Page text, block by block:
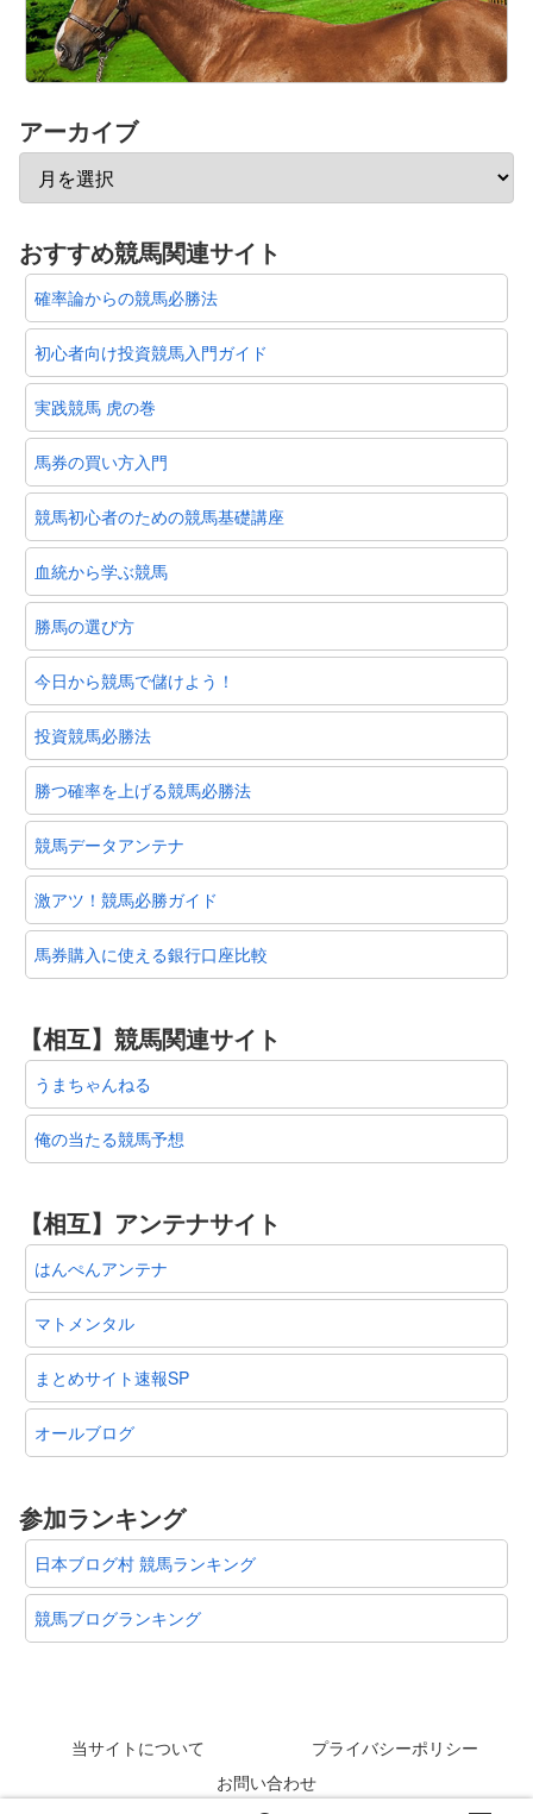
アーカイブ
おすすめ競馬関連サイト
確率論からの競馬必勝法
初心者向け投資競馬入門ガイド
実践競馬 虎の巻
馬券の買い方入門
競馬初心者のための競馬基礎講座
血統から学ぶ競馬
勝馬の選び方
今日から競馬で儲けよう！
投資競馬必勝法
勝つ確率を上げる競馬必勝法
競馬データアンテナ
激アツ！競馬必勝ガイド
馬券購入に使える銀行口座比較
【相互】競馬関連サイト
うまちゃんねる
俺の当たる競馬予想
【相互】アンテナサイト
はんぺんアンテナ
マトメンタル
まとめサイト速報SP
オールブログ
参加ランキング
日本ブログ村 競馬ランキング
競馬ブログランキング
当サイトについて
プライバシーポリシー
お問い合わせ